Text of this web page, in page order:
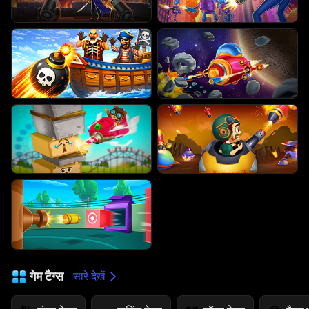
गेम टैग्स सारे देखें